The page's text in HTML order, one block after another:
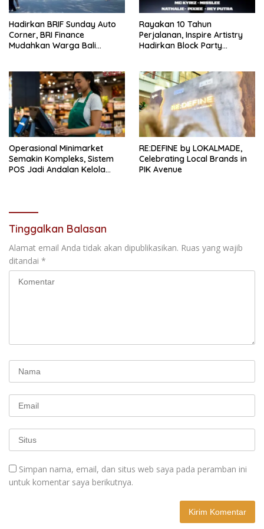
Hadirkan BRIF Sunday Auto
Corner, BRI Finance
Mudahkan Warga Bali
Rayakan 10 Tahun
Perjalanan, Inspire Artistry
Hadirkan Block Party
Operasional Minimarket
Semakin Kompleks, Sistem
POS Jadi Andalan Kelola
RE:DEFINE by LOKALMADE,
Celebrating Local Brands in
PIK Avenue
Tinggalkan Balasan
Alamat email Anda tidak akan dipublikasikan. Ruas yang wajib
ditandai *
Simpan nama, email, dan situs web saya pada peramban ini
untuk komentar saya berikutnya.